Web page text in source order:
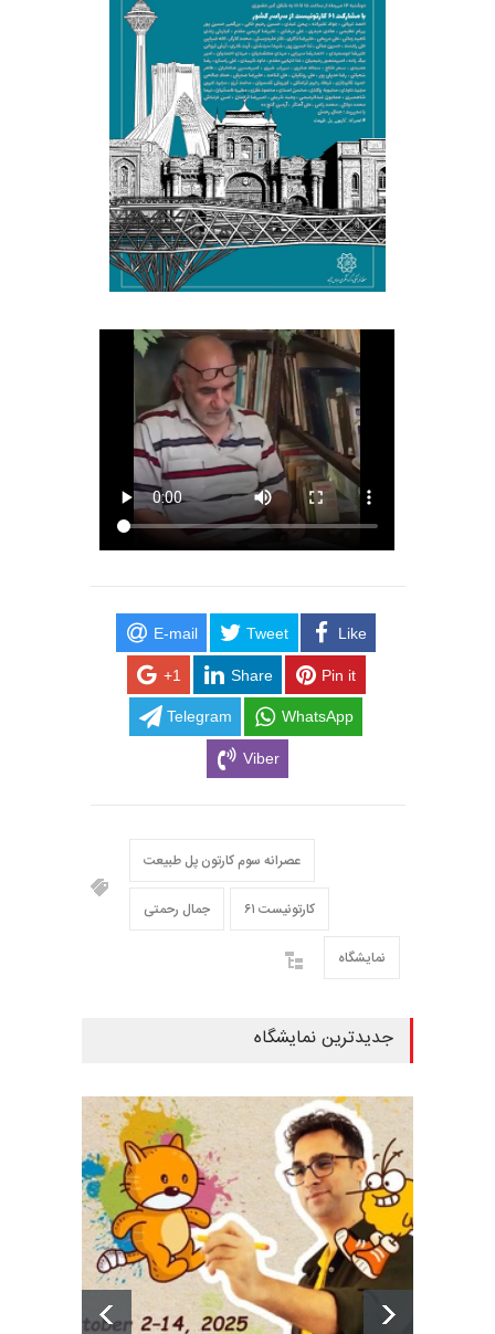
E-mail Tweet Like
+1 Share Pin it
Telegram WhatsApp
Viber
عصرانه سوم کارتون پل طبیعت
جمال رحمتی ۶۱ کارتونیست
نمایشگاه
جدیدترین نمایشگاه